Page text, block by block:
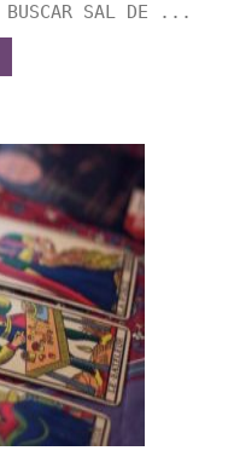
BUSCAR SAL DE ...